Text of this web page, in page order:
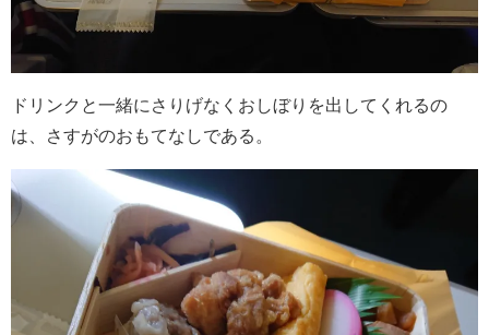
ドリンクと一緒にさりげなくおしぼりを出してくれるの
は、さすがのおもてなしである。